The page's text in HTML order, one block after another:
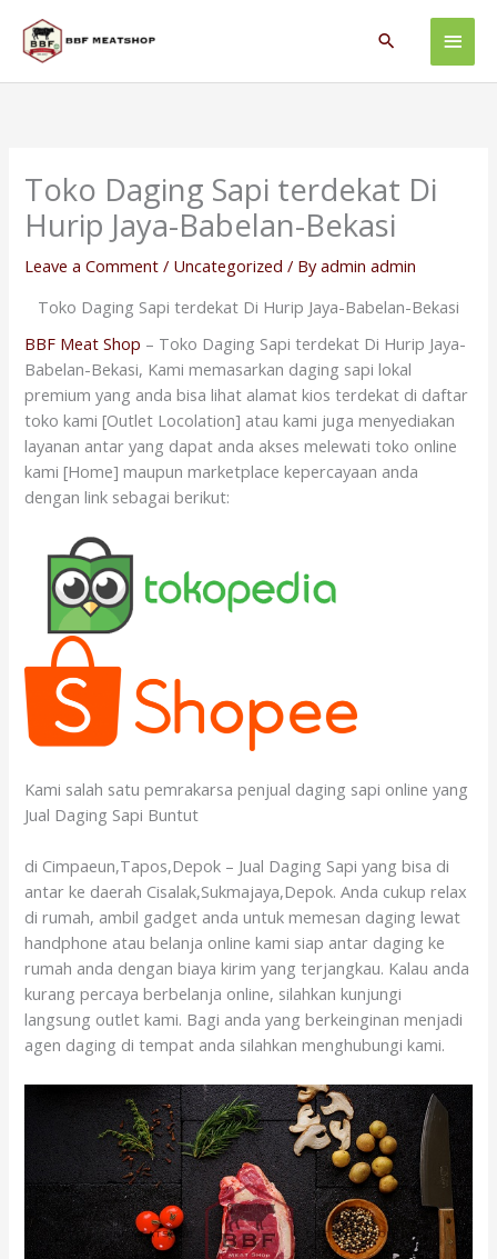
content
Main
Search
Toko Daging Sapi terdekat Di
Hurip Jaya-Babelan-Bekasi
Leave a Comment / Uncategorized / Byadmin admin
Toko Daging Sapi terdekat Di Hurip Jaya-Babelan-Bekasi
BBF Meat Shop – Toko Daging Sapi terdekat Di Hurip Jaya-
Babelan-Bekasi, Kami memasarkan daging sapi lokal
premium yang anda bisa lihat alamat kios terdekat di daftar
toko kami [Outlet Locolation] atau kami juga menyediakan
layanan antar yang dapat anda akses melewati toko online
kami [Home] maupun marketplace kepercayaan anda
dengan link sebagai berikut:
Kami salah satu pemrakarsa penjual daging sapi online yang
Jual Daging Sapi Buntut
di Cimpaeun,Tapos,Depok – Jual Daging Sapi yang bisa di
antar ke daerah Cisalak,Sukmajaya,Depok. Anda cukup relax
di rumah, ambil gadget anda untuk memesan daging lewat
handphone atau belanja online kami siap antar daging ke
rumah anda dengan biaya kirim yang terjangkau. Kalau anda
kurang percaya berbelanja online, silahkan kunjungi
langsung outlet kami. Bagi anda yang berkeinginan menjadi
agen daging di tempat anda silahkan menghubungi kami.